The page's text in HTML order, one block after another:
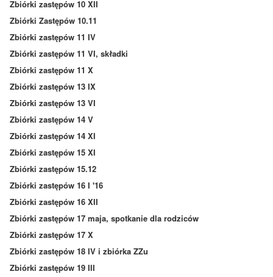
Zbiórki zastępów 10 XII
Zbiórki Zastępów 10.11
Zbiórki zastępów 11 IV
Zbiórki zastępów 11 VI, składki
Zbiórki zastępów 11 X
Zbiórki zastępów 13 IX
Zbiórki zastępów 13 VI
Zbiórki zastępów 14 V
Zbiórki zastępów 14 XI
Zbiórki zastępów 15 XI
Zbiórki zastępów 15.12
Zbiórki zastępów 16 I '16
Zbiórki zastępów 16 XII
Zbiórki zastępów 17 maja, spotkanie dla rodziców
Zbiórki zastępów 17 X
Zbiórki zastępów 18 IV i zbiórka ZZu
Zbiórki zastępów 19 III